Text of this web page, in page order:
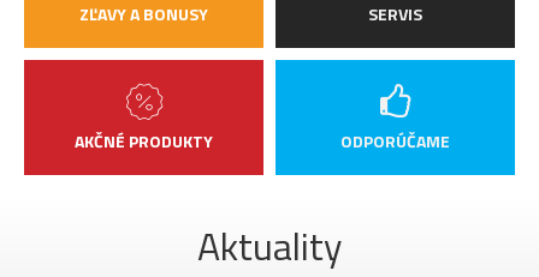
ZĽAVY A BONUSY
AKČNÉ PRODUKTY
SERVIS
ODPORÚČAME
Aktuality